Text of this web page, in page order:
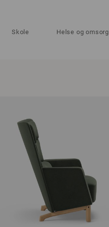
Skole Helse og omsorg